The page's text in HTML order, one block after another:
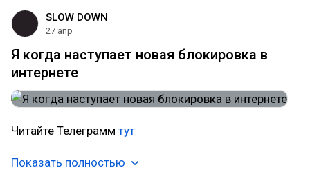
SLOW DOWN
27 апр
Я когда наступает новая блокировка в
интернете
Читайте Телеграмм тут
Показать полностью